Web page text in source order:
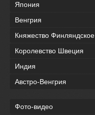
Япония
Венгрия
Княжество Финляндское
Королевство Швеция
Индия
Австро-Венгрия
Фото-видео